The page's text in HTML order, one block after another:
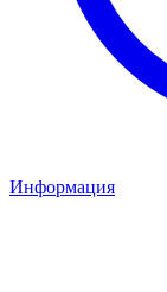
Информация